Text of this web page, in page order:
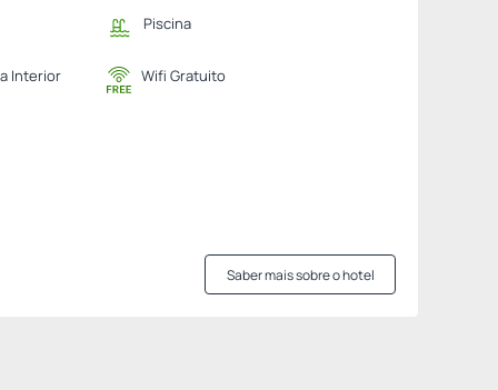
Piscina
Interior Wifi Gratuito
Saber mais sobre o hotel